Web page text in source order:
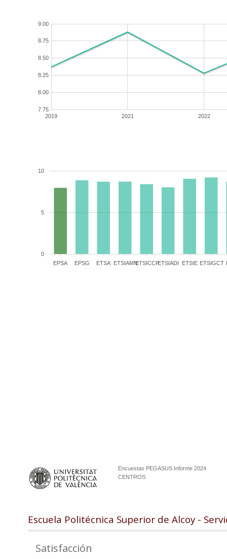
2019 2021 2022
7.75
8.00
8.25
8.50
8.75
9.00
EPSA EPSG ETSA ETSIAMNETSICCPETSIADI ETSIE ETSIGCT
0
5
10
Encuestas PEGASUS Informe 2024
CENTROS
Escuela Politécnica Superior de Alcoy -
Satisfacción